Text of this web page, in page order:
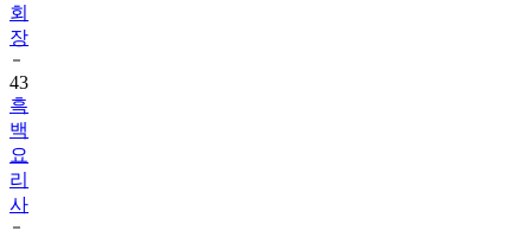
회
장
43
흑
백
요
리
사